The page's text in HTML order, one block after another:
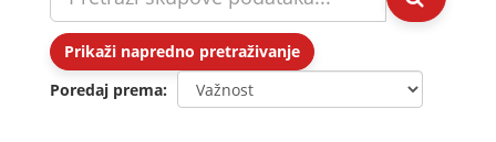
Prikaži napredno pretraživanje
Poredaj prema